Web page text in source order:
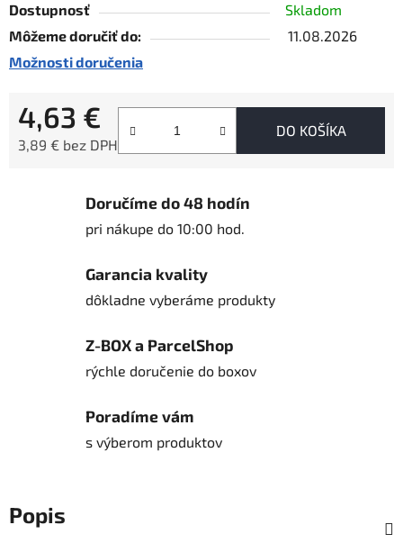
Dostupnosť
Skladom
Môžeme doručiť do:
11.08.2026
Možnosti doručenia
4,63 €
3,89 € bez DPH
DO KOŠÍKA
Doručíme do 48 hodín
pri nákupe do 10:00 hod.
Garancia kvality
dôkladne vyberáme produkty
Z-BOX a ParcelShop
rýchle doručenie do boxov
Poradíme vám
s výberom produktov
Popis